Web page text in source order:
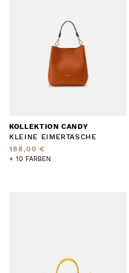
KOLLEKTION CANDY
KLEINE EIMERTASCHE
188,00 €
+ 10 FARBEN